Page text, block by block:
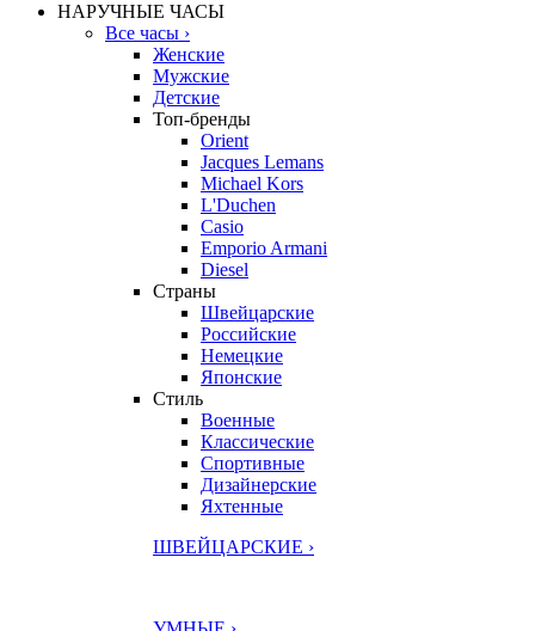
НАРУЧНЫЕ ЧАСЫ
Все часы ›
Женские
Мужские
Детские
Топ-бренды
Orient
Jacques Lemans
Michael Kors
L'Duchen
Casio
Emporio Armani
Diesel
Страны
Швейцарские
Российские
Немецкие
Японские
Стиль
Военные
Классические
Спортивные
Дизайнерские
Яхтенные
ШВЕЙЦАРСКИЕ ›